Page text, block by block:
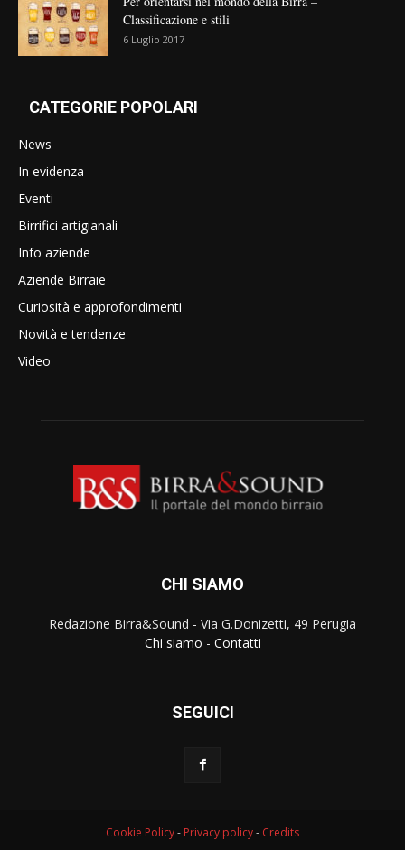
Classificazione e stili
6 Luglio 2017
CATEGORIE POPOLARI
News
In evidenza
Eventi
Birrifici artigianali
Info aziende
Aziende Birraie
Curiosità e approfondimenti
Novità e tendenze
Video
CHI SIAMO
Redazione Birra&Sound - Via G.Donizetti, 49 Perugia
Chi siamo - Contatti
SEGUICI
Cookie Policy- Privacy policy- Credits